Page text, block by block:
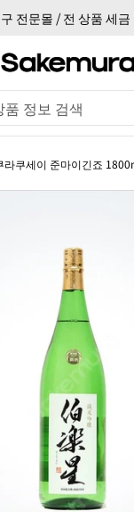
전문몰 / 전 상품 세
라쿠세이 준마이긴죠